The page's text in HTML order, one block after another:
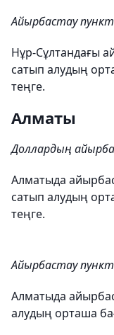
Айырбастау
Нұр-Сұлтандағы
сатып алудың
теңге.
Алматы
Доллардың
Алматыда
сатып алудың
теңге.
Айырбастау
Алматыда
алудың орташа